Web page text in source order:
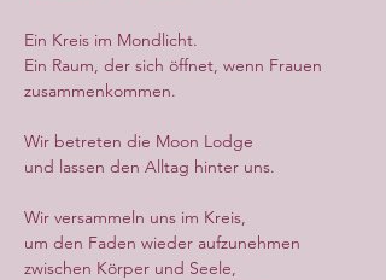
Ein Kreis im Mondlicht.
Ein Raum, der sich öffnet, wenn Frauen
zusammenkommen.
Wir betreten die Moon Lodge
und lassen den Alltag hinter uns.
Wir versammeln uns im Kreis,
um den Faden wieder aufzunehmen
zwischen Körper und Seele,